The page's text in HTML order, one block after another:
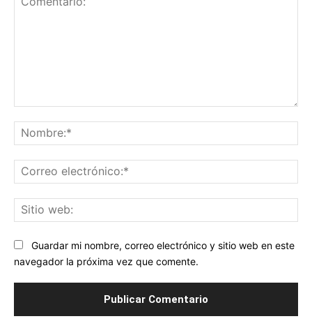
Guardar mi nombre, correo electrónico y sitio web en este
navegador la próxima vez que comente.